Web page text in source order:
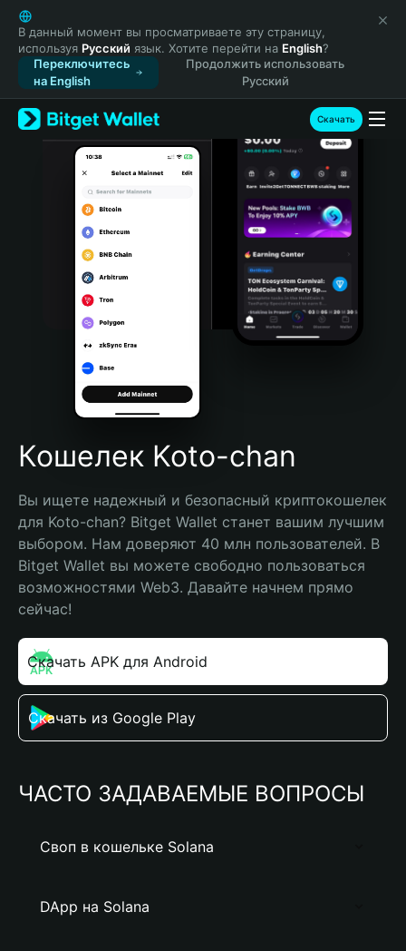
English
日本語
Tiếng Việt
Русский
Español (Latinoamérica)
Türkçe
Italiano
Português (Portugal)
Bahasa Indonesia
Português (Brasil)
Español (Argentina)
В данный момент вы просматриваете эту страницу,
используя Русский язык. Хотите перейти на English?
Переключитесь
на English
Продолжить использовать
Русский
Скачать
Кошелек Koto-chan
Вы ищете надежный и безопасный криптокошелек
для Koto-chan? Bitget Wallet станет вашим лучшим
выбором. Нам доверяют 40 млн пользователей. В
Bitget Wallet вы можете свободно пользоваться
возможностями Web3. Давайте начнем прямо
сейчас!
Скачать APK для Android
Скачать из Google Play
ЧАСТО ЗАДАВАЕМЫЕ ВОПРОСЫ
Своп в кошельке Solana
DApp на Solana